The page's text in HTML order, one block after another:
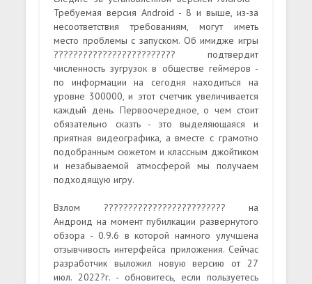
Требуемая версия Android - 8 и выше, из-за
несоответствия требованиям, могут иметь
место проблемы с запуском. Об имидже игры
????????????????????????? подтвердит
численность зугрузок в обществе геймеров -
по информации на сегодня находиться на
уровне 300000, и этот счетчик увеличивается
каждый день. Первоочередное, о чем стоит
обязательно сказть - это выделяющаяся и
приятная видеографика, а вместе с грамотно
подобранным сюжетом и классным джойтиком
и незабываемой атмосферой мы получаем
подходящую игру.
Взлом ????????????????????????? на
Андроид на момент пубилкации развернутого
обзора - 0.9.6 в которой намного улучшена
отзывчивость интерфейса приложения. Сейчас
разработчик выложил новую версию от 27
июл. 2022?г. - обновитесь, если пользуетесь